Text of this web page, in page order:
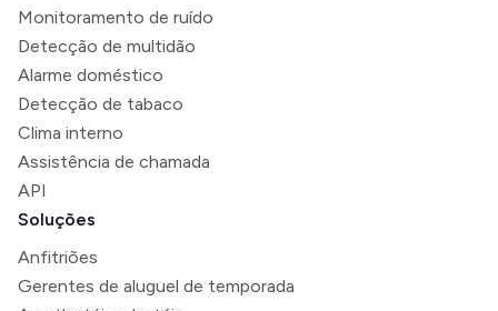
Monitoramento de ruído
Detecção de multidão
Alarme doméstico
Detecção de tabaco
Clima interno
Assistência de chamada
API
Soluções
Anfitriões
Gerentes de aluguel de temporada